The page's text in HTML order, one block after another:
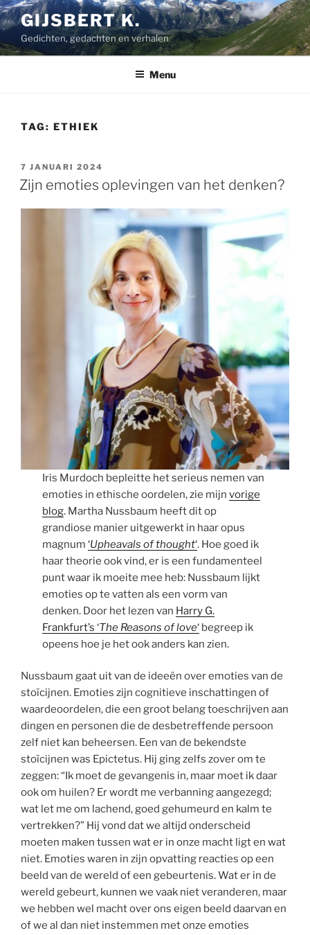
Ga
naar
de
inhoud
GIJSBERT K.
Gedichten, gedachten en verhalen
Menu
TAG: ETHIEK
GEPLAATST
OP
7 JANUARI 2024
Zijn emoties oplevingen van het denken?
Iris Murdoch bepleitte het serieus nemen van
emoties in ethische oordelen, zie mijnvorige
blog. Martha Nussbaum heeft dit op
grandiose manier uitgewerkt in haar opus
magnum‘Upheavals of thought‘. Hoe goed ik
haar theorie ook vind, er is een fundamenteel
punt waar ik moeite mee heb: Nussbaum lijkt
emoties op te vatten als een vorm van
denken. Door het lezen van Harry G.
Frankfurt’s ‘The Reasons of love‘ begreep ik
opeens hoe je het ook anders kan zien.
Nussbaum gaat uit van de ideeën over emoties van de
stoïcijnen. Emoties zijn cognitieve inschattingen of
waardeoordelen, die een groot belang toeschrijven aan
dingen en personen die de desbetreffende persoon
zelf niet kan beheersen. Een van de bekendste
stoïcijnen was Epictetus. Hij ging zelfs zover om te
zeggen: “Ik moet de gevangenis in, maar moet ik daar
ook om huilen? Er wordt me verbanning aangezegd;
wat let me om lachend, goed gehumeurd en kalm te
vertrekken?” Hij vond dat we altijd onderscheid
moeten maken tussen wat er in onze macht ligt en wat
niet. Emoties waren in zijn opvatting reacties op een
beeld van de wereld of een gebeurtenis. Wat er in de
wereld gebeurt, kunnen we vaak niet veranderen, maar
we hebben wel macht over ons eigen beeld daarvan en
of we al dan niet instemmen met onze emoties